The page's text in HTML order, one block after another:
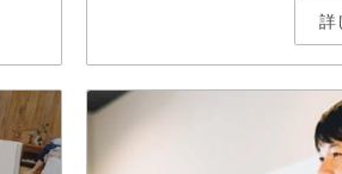
詳